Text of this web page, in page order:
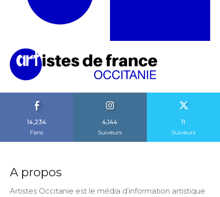
14,234
Fans
4,144
Suiveurs
11
Suiveurs
A propos
Artistes Occitanie est le média d’information artistique